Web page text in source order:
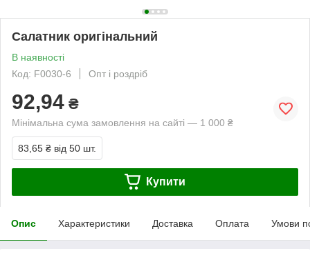
Салатник оригінальний
В наявності
Код: F0030-6
Опт і роздріб
92,94 ₴
Мінімальна сума замовлення на сайті — 1 000 ₴
83,65 ₴ від 50 шт.
Купити
Опис Характеристики Доставка Оплата Умови